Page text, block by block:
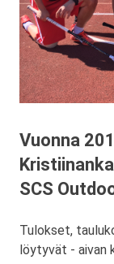
Vuonna
SCS
Tulokset,
löytyvät - aivan